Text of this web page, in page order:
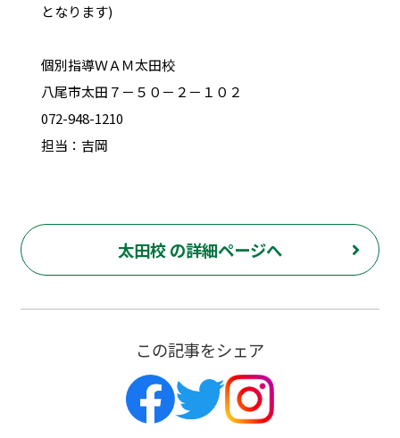
となります)
個別指導ＷＡＭ太田校
八尾市太田７－５０－２－１０２
072-948-1210
担当：吉岡
太田校 の詳細ページへ
この記事をシェア